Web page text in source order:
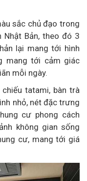
sắc chủ đạo trong
Bản, theo đó 3
lại mang tới hình
mang tới cảm giác
mỗi ngày.
tatami, bàn trà
nhỏ, nét đặc trưng
cư phong cách
không gian sống
cư, mang tới giá